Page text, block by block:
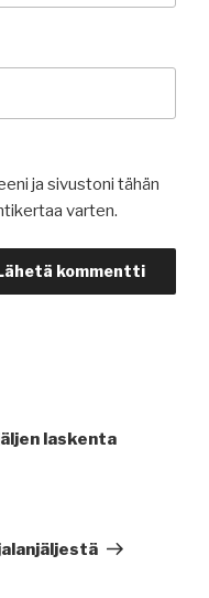
ja sivustoni tähän
varten.
laskenta